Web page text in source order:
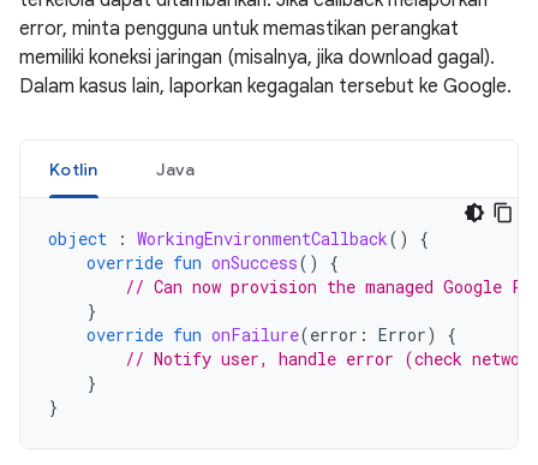
error, minta pengguna untuk memastikan perangkat
memiliki koneksi jaringan (misalnya, jika download gagal).
Dalam kasus lain, laporkan kegagalan tersebut ke Google.
Kotlin Java
object : WorkingEnvironmentCallback()
{
override fun onSuccess()
{
// Can now provision the managed Google
}
override fun onFailure(error : Error)
{
// Notify user, handle error (check
}
}